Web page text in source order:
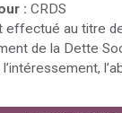
: CRDS
effectué au titre
de la Dette